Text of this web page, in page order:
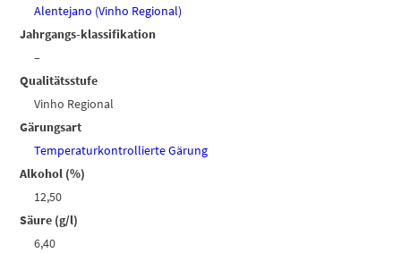
Alentejano (Vinho Regional)
Jahrgangs-klassifikation
–
Qualitätsstufe
Vinho Regional
Gärungsart
Temperaturkontrollierte Gärung
Alkohol (%)
12,50
Säure (g/l)
6,40